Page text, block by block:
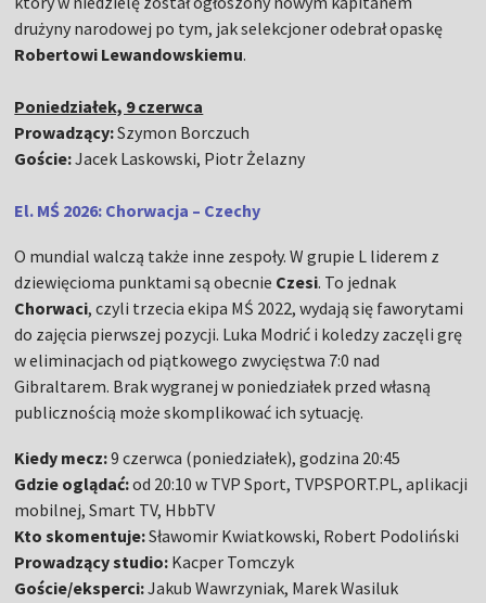
drużyny narodowej po tym, jak selekcjoner odebrał opaskę
Robertowi Lewandowskiemu.
Poniedziałek, 9 czerwca
Prowadzący:Szymon Borczuch
Goście:Jacek Laskowski, Piotr Żelazny
El. MŚ 2026: Chorwacja – Czechy
O mundial walczą także inne zespoły. W grupie L liderem z
dziewięcioma punktami są obecnie Czesi. To jednak
Chorwaci, czyli trzecia ekipa MŚ 2022, wydają się faworytami
do zajęcia pierwszej pozycji. Luka Modrić i koledzy zaczęli grę
w eliminacjach od piątkowego zwycięstwa 7:0 nad
Gibraltarem. Brak wygranej w poniedziałek przed własną
publicznością może skomplikować ich sytuację.
Kiedy mecz:9 czerwca (poniedziałek), godzina 20:45
Gdzie oglądać:od 20:10 w TVP Sport, TVPSPORT.PL, aplikacji
mobilnej, Smart TV, HbbTV
Kto skomentuje:Sławomir Kwiatkowski, Robert Podoliński
Prowadzący studio: Kacper Tomczyk
Goście/eksperci:Jakub Wawrzyniak, Marek Wasiluk